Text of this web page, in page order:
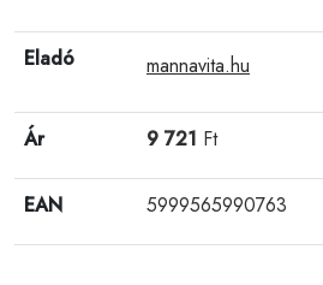
Eladó mannavita.hu
Ár 9 721 Ft
EAN 5999565990763